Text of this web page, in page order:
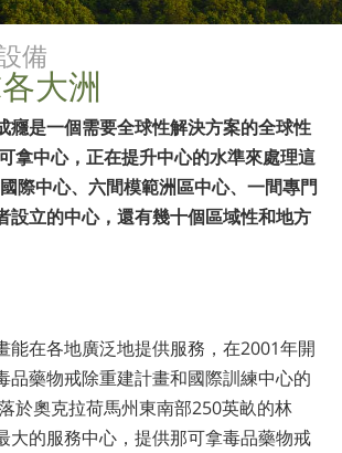
俄文
尼泊爾文
阿拉伯文
烏克蘭文
克羅埃西亞文
備
大洲
癮是一個需要全球性解決方案的全球性
拿中心，正在提升中心的水準來處理這
際中心、六間模範洲區中心、一間專門
設立的中心，還有幾十個區域性和地方
能在各地廣泛地提供服務，在2001年開
品藥物戒除重建計畫和國際訓練中心的
於奧克拉荷馬州東南部250英畝的林
大的服務中心，提供那可拿毒品藥物戒